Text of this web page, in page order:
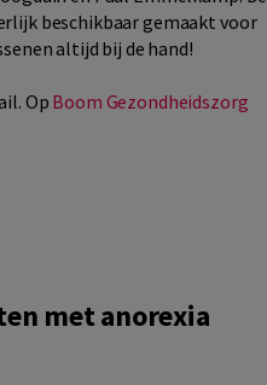
beschikbaar gemaakt voor
altijd bij de hand!
Op Boom Gezondheidszorg
met anorexia